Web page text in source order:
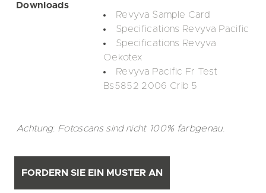
Downloads
Revyva Sample Card
Specifications Revyva Pacific
Specifications Revyva
Oekotex
Revyva Pacific Fr Test
Bs5852 2006 Crib 5
Achtung: Fotoscans sind nicht 100% farbgenau.
FORDERN SIE EIN MUSTER AN